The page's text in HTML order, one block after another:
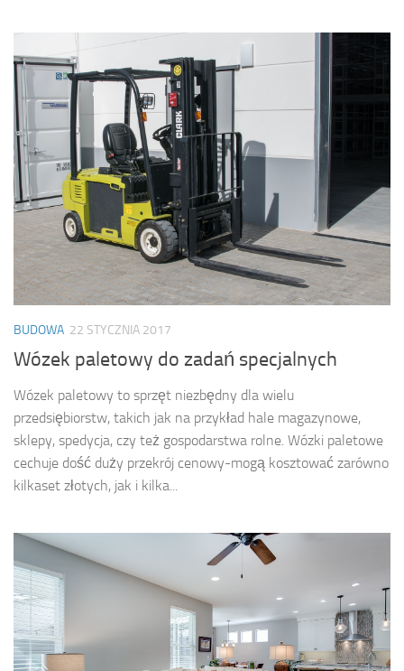
BUDOWA 22 STYCZNIA 2017
Wózek paletowy do zadań specjalnych
Wózek paletowy to sprzęt niezbędny dla wielu
przedsiębiorstw, takich jak na przykład hale magazynowe,
sklepy, spedycja, czy też gospodarstwa rolne. Wózki paletowe
cechuje dość duży przekrój cenowy-mogą kosztować zarówno
kilkaset złotych, jak i kilka...